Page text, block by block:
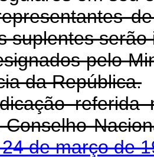
suplentes
pelo
da República.
Conselho
24 de março de